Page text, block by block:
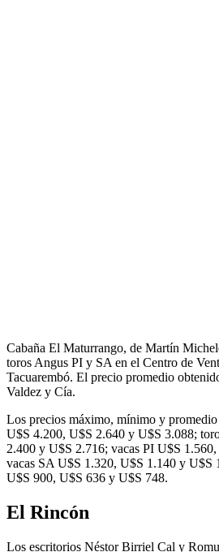
Cabaña El Maturrango, de Martín
toros Angus PI y SA en el Centro de
Tacuarembó. El precio promedio
Valdez y Cía.
Los precios máximo, mínimo y
U$S 4.200, U$S 2.640 y U$S 3.088;
2.400 y U$S 2.716; vacas PI U$S
vacas SA U$S 1.320, U$S 1.140 y U$S
U$S 900, U$S 636 y U$S 748.
El Rincón
Los escritorios Néstor Birriel Cal y